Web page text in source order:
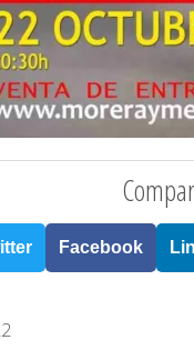
Facebook